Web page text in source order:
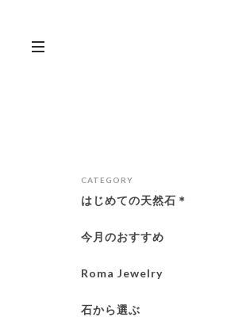
CATEGORY
はじめての天然石＊
今月のおすすめ
Roma Jewelry
石から選ぶ